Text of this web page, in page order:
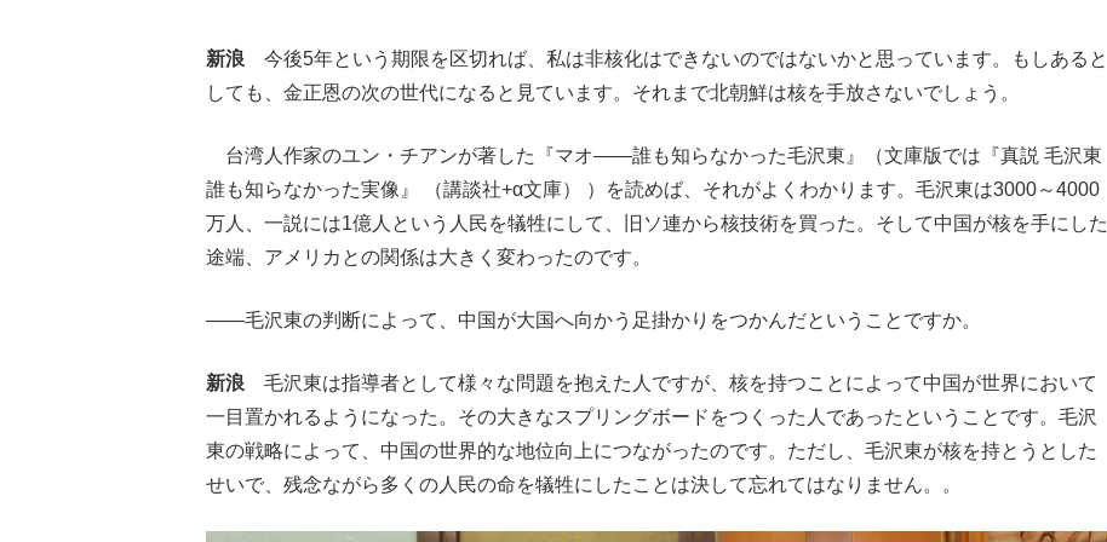
新浪 今後5年という期限を区切れば、私は非核化はできないのではないかと思っています。もしあると
しても、金正恩の次の世代になると見ています。それまで北朝鮮は核を手放さないでしょう。
台湾人作家のユン・チアンが著した『マオ――誰も知らなかった毛沢東』（文庫版では『真説 毛沢東
誰も知らなかった実像』 （講談社+α文庫） ）を読めば、それがよくわかります。毛沢東は3000～4000
万人、一説には1億人という人民を犠牲にして、旧ソ連から核技術を買った。そして中国が核を手にした
途端、アメリカとの関係は大きく変わったのです。
――毛沢東の判断によって、中国が大国へ向かう足掛かりをつかんだということですか。
新浪 毛沢東は指導者として様々な問題を抱えた人ですが、核を持つことによって中国が世界において
一目置かれるようになった。その大きなスプリングボードをつくった人であったということです。毛沢
東の戦略によって、中国の世界的な地位向上につながったのです。ただし、毛沢東が核を持とうとした
せいで、残念ながら多くの人民の命を犠牲にしたことは決して忘れてはなりません。。